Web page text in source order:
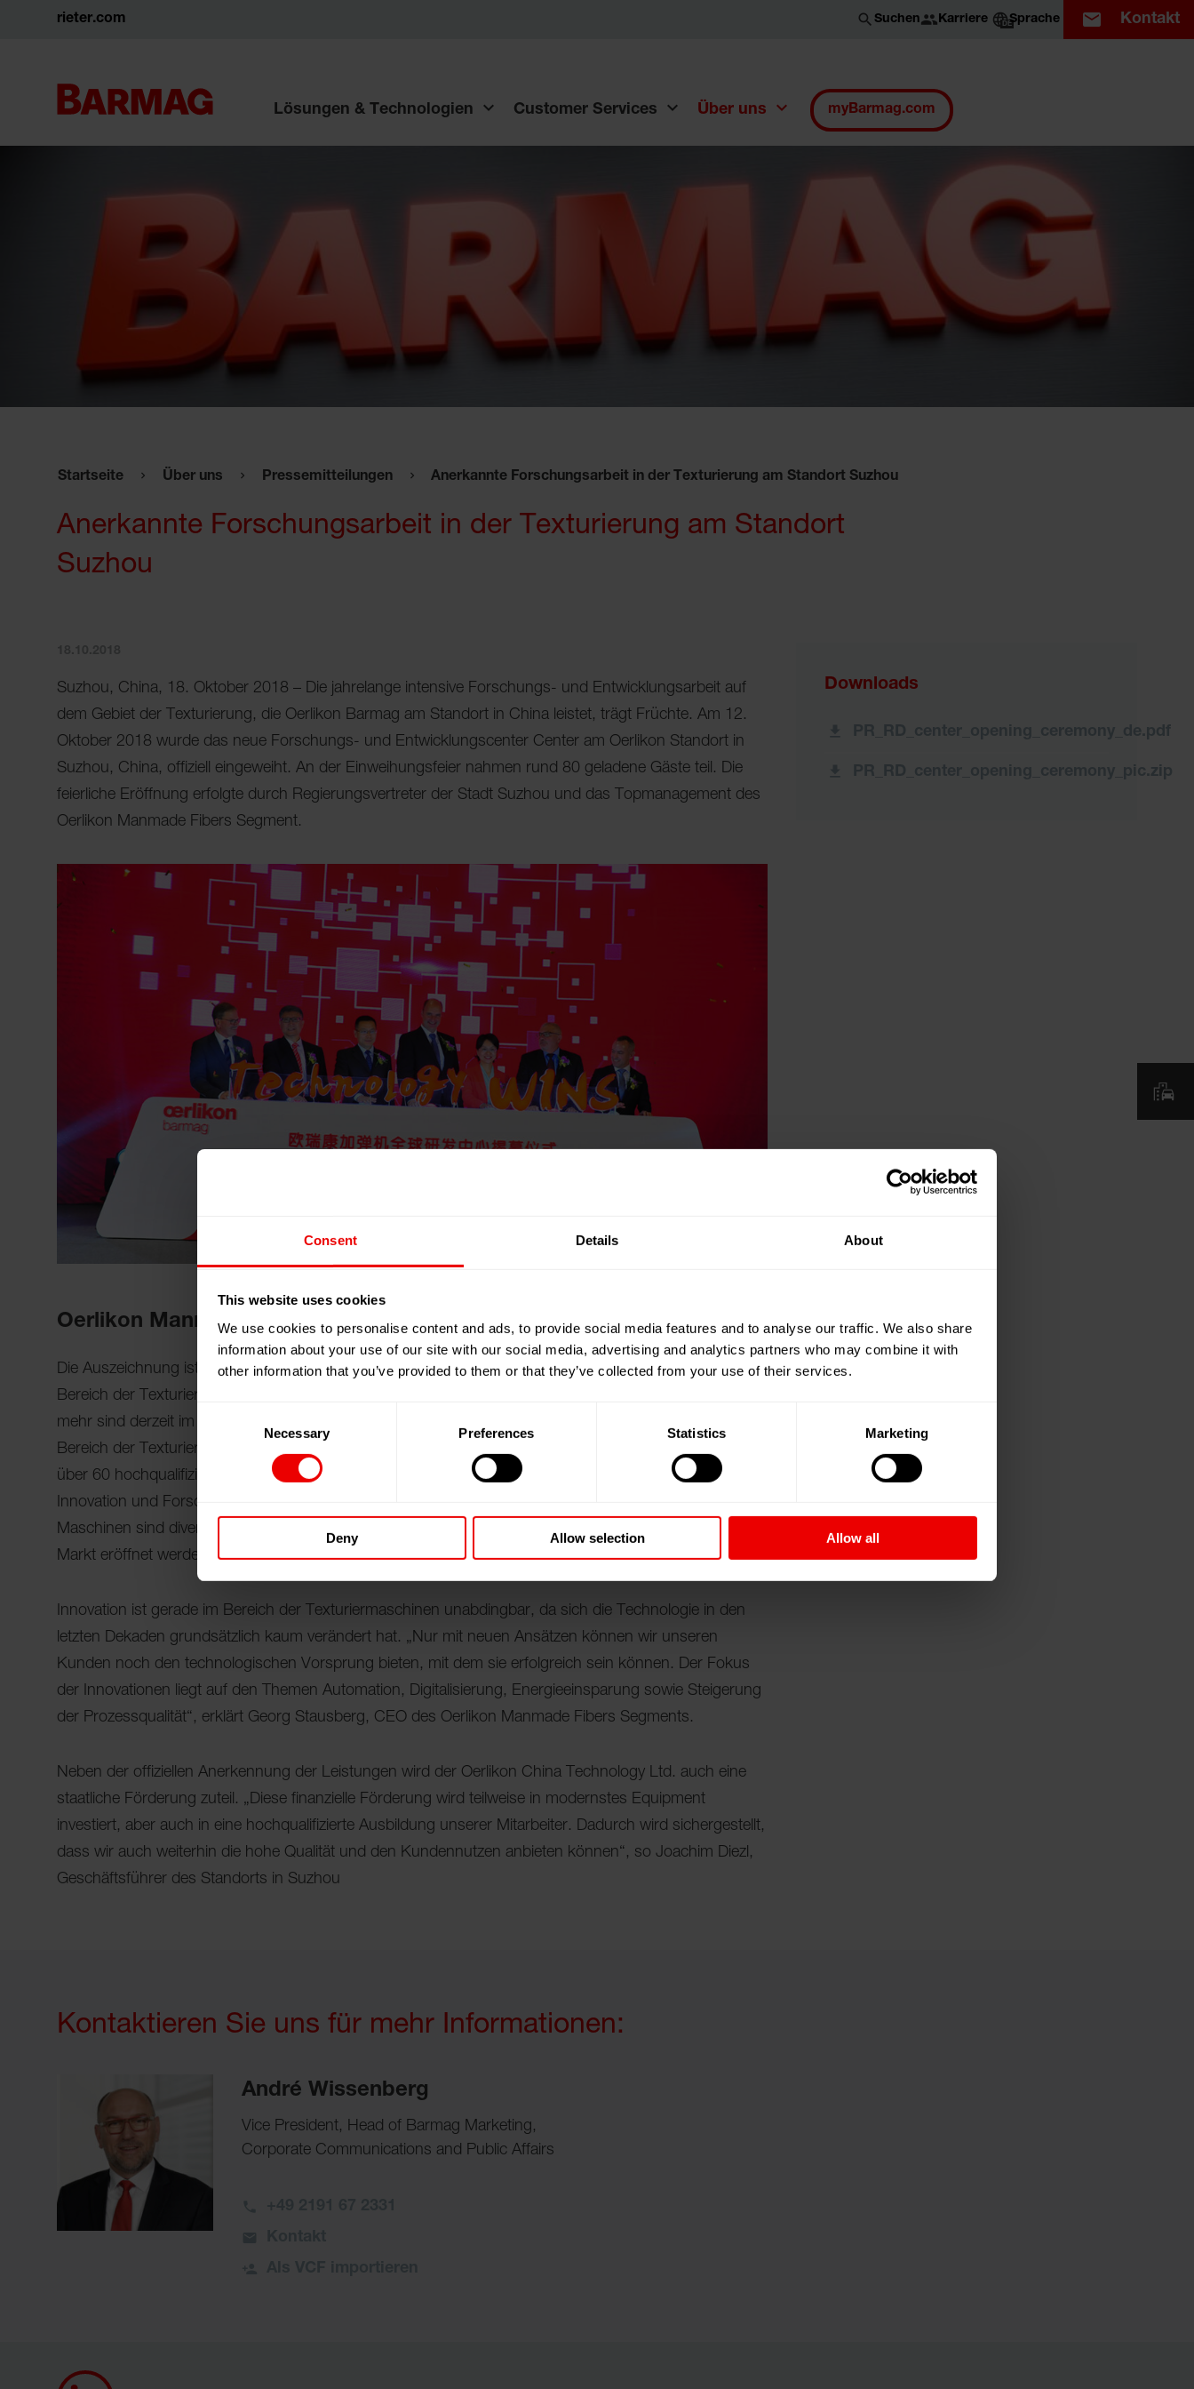
Consent Details About
This website uses cookies
We use cookies to personalise content and ads, to provide social media features and to analyse our traffic. We also share
information about your use of our site with our social media, advertising and analytics partners who may combine it with
other information that you’ve provided to them or that they’ve collected from your use of their services.
Necessary Preferences Statistics Marketing
Deny Allow selection Allow all
rieter.com Suchen Karriere DESprache Kontakt
Lösungen & Technologien Customer Services Über uns myBarmag.com
Startseite Über uns Pressemitteilungen Anerkannte Forschungsarbeit in der Texturierung am Standort Suzhou
Anerkannte Forschungsarbeit in der Texturierung am Standort
Suzhou
Suzhou, China, 18. Oktober 2018 – Die jahrelange intensive Forschungs- und Entwicklungsarbeit auf
dem Gebiet der Texturierung, die Oerlikon Barmag am Standort in China leistet, trägt Früchte. Am 12.
Oktober 2018 wurde das neue Forschungs- und Entwicklungscenter Center am Oerlikon Standort in
Suzhou, China, offiziell eingeweiht. An der Einweihungsfeier nahmen rund 80 geladene Gäste teil. Die
feierliche Eröffnung erfolgte durch Regierungsvertreter der Stadt Suzhou und das Topmanagement des
Oerlikon Manmade Fibers Segment.
Oerlikon Manmade Fibers Segment in Suzhou
Die Auszeichnung ist eine Würdigung der bisher geleisteten Forschungs- und Entwicklungsarbeit im
Bereich der Texturiermaschinen. So hält Oerlikon in diesem Produktbereich 34 erteilte Patente, etliche
mehr sind derzeit im Erteilungsstadium. Die Auszeichnung spiegelt aber auch die Neuorientierung im
Bereich der Texturierung wieder. Das internationale Technologieteam ist mittlerweile auf eine Größe von
über 60 hochqualifizierten Mitarbeitern angewachsen. Dies unterstützt die starke Ausrichtung hin zu
Innovation und Forschung. Neben kontinuierlichen Verbesserungsmaßnahmen an bestehenden
Maschinen sind diverse neue Komponenten und Maschinenkonzepte in Planung, die demnächst dem
Markt eröffnet werden.
Innovation ist gerade im Bereich der Texturiermaschinen unabdingbar, da sich die Technologie in den
letzten Dekaden grundsätzlich kaum verändert hat. „Nur mit neuen Ansätzen können wir unseren
Kunden noch den technologischen Vorsprung bieten, mit dem sie erfolgreich sein können. Der Fokus
der Innovationen liegt auf den Themen Automation, Digitalisierung, Energieeinsparung sowie Steigerung
der Prozessqualität“, erklärt Georg Stausberg, CEO des Oerlikon Manmade Fibers Segments.
Neben der offiziellen Anerkennung der Leistungen wird der Oerlikon China Technology Ltd. auch eine
staatliche Förderung zuteil. „Diese finanzielle Förderung wird teilweise in modernstes Equipment
investiert, aber auch in eine hochqualifizierte Ausbildung unserer Mitarbeiter. Dadurch wird sichergestellt,
dass wir auch weiterhin die hohe Qualität und den Kundennutzen anbieten können“, so Joachim Diezl,
Geschäftsführer des Standorts in Suzhou
Downloads
PR_RD_center_opening_ceremony_de.pdf
PR_RD_center_opening_ceremony_pic.zip
Kontaktieren Sie uns für mehr Informationen:
André Wissenberg
Vice President, Head of Barmag Marketing,
Corporate Communications and Public Affairs